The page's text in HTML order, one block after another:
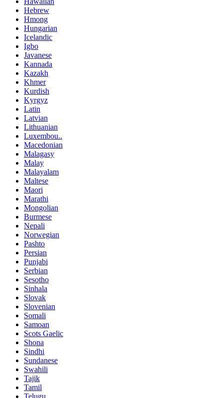
Hebrew
Hmong
Hungarian
Icelandic
Igbo
Javanese
Kannada
Kazakh
Khmer
Kurdish
Kyrgyz
Latin
Latvian
Lithuanian
Luxembou..
Macedonian
Malagasy
Malay
Malayalam
Maltese
Maori
Marathi
Mongolian
Burmese
Nepali
Norwegian
Pashto
Persian
Punjabi
Serbian
Sesotho
Sinhala
Slovak
Slovenian
Somali
Samoan
Scots Gaelic
Shona
Sindhi
Sundanese
Swahili
Tajik
Tamil
Telugu